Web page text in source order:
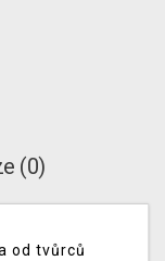
(0)
od tvůrců